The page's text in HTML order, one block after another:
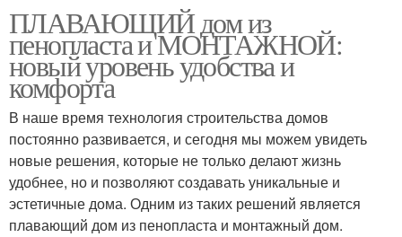
ПЛАВАЮЩИЙ дом из
пенопласта и МОНТАЖНОЙ:
новый уровень удобства и
комфорта
В наше время технология строительства домов
постоянно развивается, и сегодня мы можем увидеть
новые решения, которые не только делают жизнь
удобнее, но и позволяют создавать уникальные и
эстетичные дома. Одним из таких решений является
плавающий дом из пенопласта и монтажный дом.